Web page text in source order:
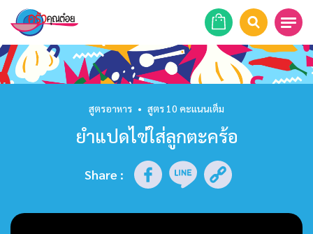
หน้าแรก
รายการย้อนหลัง
สูตรอาหาร • สูตร 10 คะแนนเต็ม
ยำแปดไข่ใส่ลูกตะคร้อ
Share :